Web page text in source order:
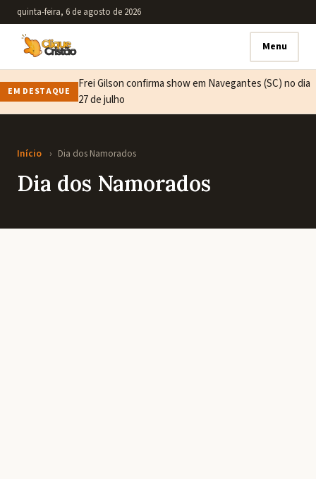
quinta-feira, 6 de agosto de 2026
Menu
EM DESTAQUE
Frei Gilson confirma show em Navegantes (SC) no dia
27 de julho
Início › Dia dos Namorados
Dia dos Namorados